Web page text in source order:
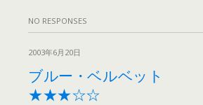
NO RESPONSES
2003年6月20日
ブルー・ベルベット
★★★☆☆